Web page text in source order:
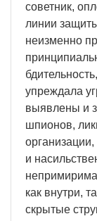
советник,
линии
неизменно
упреждала
выявлены и
шпионов,
и
как внутри,
скрытые